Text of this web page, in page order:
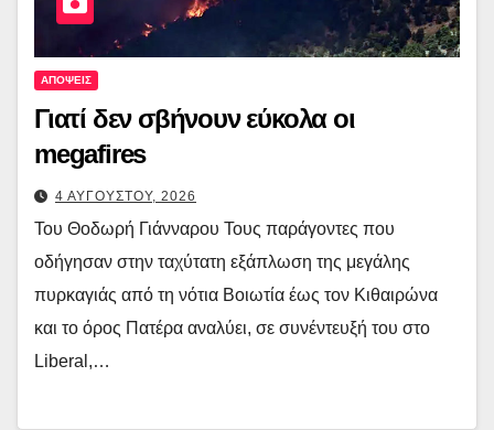
ΑΠΟΨΕΙΣ
Γιατί δεν σβήνουν εύκολα οι
megafires
4 ΑΥΓΟΥΣΤΟΥ, 2026
Του Θοδωρή Γιάνναρου Τους παράγοντες που
οδήγησαν στην ταχύτατη εξάπλωση της μεγάλης
πυρκαγιάς από τη νότια Βοιωτία έως τον Κιθαιρώνα
και το όρος Πατέρα αναλύει, σε συνέντευξή του στο
Liberal,…